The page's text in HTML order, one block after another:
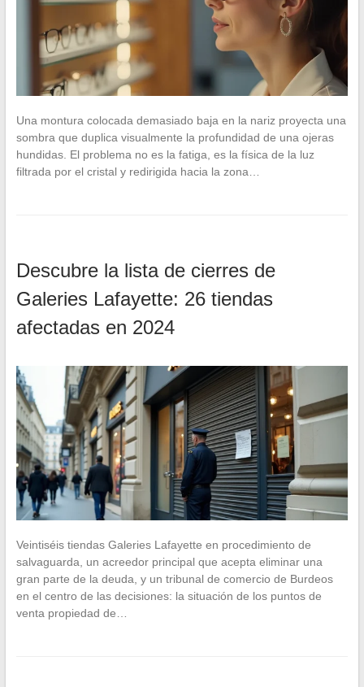
Una montura colocada demasiado baja en la nariz proyecta una
sombra que duplica visualmente la profundidad de una ojeras
hundidas. El problema no es la fatiga, es la física de la luz
filtrada por el cristal y redirigida hacia la zona…
Descubre la lista de cierres de
Galeries Lafayette: 26 tiendas
afectadas en 2024
Veintiséis tiendas Galeries Lafayette en procedimiento de
salvaguarda, un acreedor principal que acepta eliminar una
gran parte de la deuda, y un tribunal de comercio de Burdeos
en el centro de las decisiones: la situación de los puntos de
venta propiedad de…